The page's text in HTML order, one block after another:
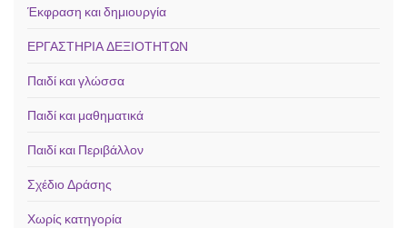
Έκφραση και δημιουργία
ΕΡΓΑΣΤΗΡΙΑ ΔΕΞΙΟΤΗΤΩΝ
Παιδί και γλώσσα
Παιδί και μαθηματικά
Παιδί και Περιβάλλον
Σχέδιο Δράσης
Χωρίς κατηγορία